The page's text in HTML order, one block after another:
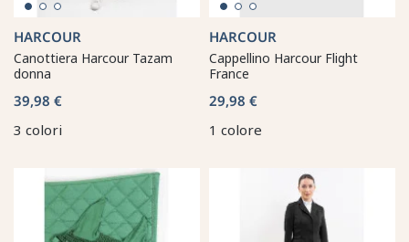
HARCOUR
Canottiera Harcour Tazam
donna
39,98 €
3 colori
HARCOUR
Cappellino Harcour Flight
France
29,98 €
1 colore